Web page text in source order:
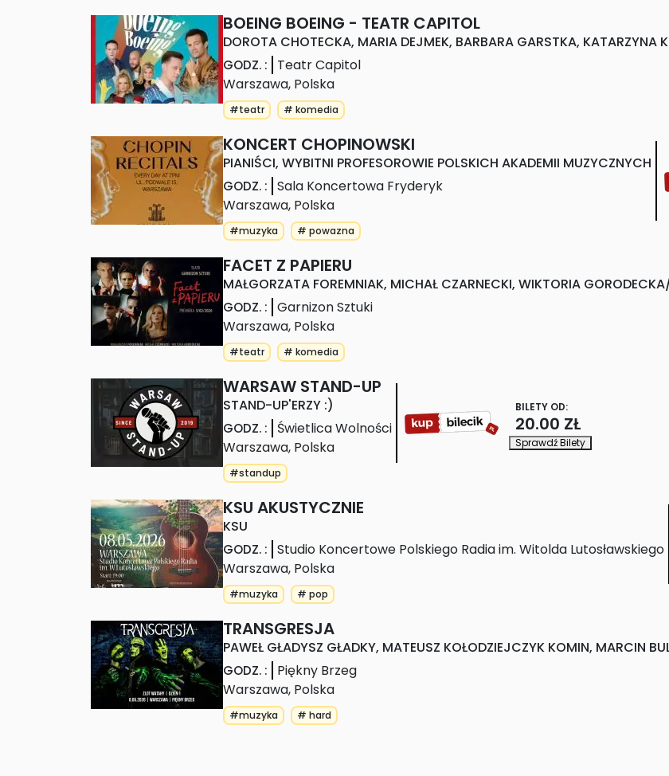
BOEING BOEING - TEATR CAPITOL
DOROTA CHOTECKA, MARIA DEJMEK, BARBARA GARSTKA, KATARZYNA
GODZ. :
Teatr Capitol
Warszawa, Polska
#teatr # komedia
KONCERT CHOPINOWSKI
PIANIŚCI, WYBITNI PROFESOROWIE POLSKICH AKADEMII MUZYCZNYCH
GODZ. :
Sala Koncertowa Fryderyk
Warszawa, Polska
#muzyka # powazna
FACET Z PAPIERU
MAŁGORZATA FOREMNIAK, MICHAŁ CZARNECKI, WIKTORIA
GODZ. :
Garnizon Sztuki
Warszawa, Polska
#teatr # komedia
WARSAW STAND-UP
STAND-UP'ERZY :)
GODZ. :
Świetlica Wolności
Warszawa, Polska
#standup
BILETY OD:
20.00 ZŁ
Sprawdź Bilety
KSU AKUSTYCZNIE
KSU
GODZ. :
Studio Koncertowe Polskiego Radia im. Witolda Lutosławskiego
Warszawa, Polska
#muzyka # pop
TRANSGRESJA
PAWEŁ GŁADYSZ GŁADKY, MATEUSZ KOŁODZIEJCZYK KOMIN, MARCIN
GODZ. :
Piękny Brzeg
Warszawa, Polska
#muzyka # hard